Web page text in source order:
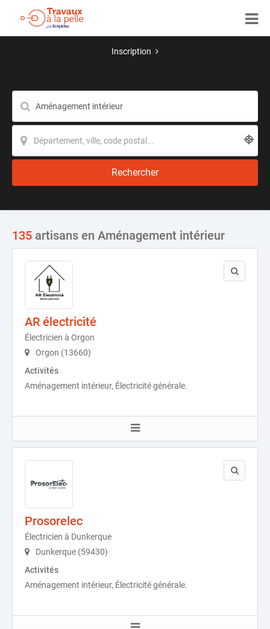
Inscription
Rechercher
135 artisans en Aménagement intérieur
AR électricité
Électricien à Orgon
Orgon (13660)
Activités
Aménagement intérieur, Électricité générale.
Prosorelec
Électricien à Dunkerque
Dunkerque (59430)
Activités
Aménagement intérieur, Électricité générale.